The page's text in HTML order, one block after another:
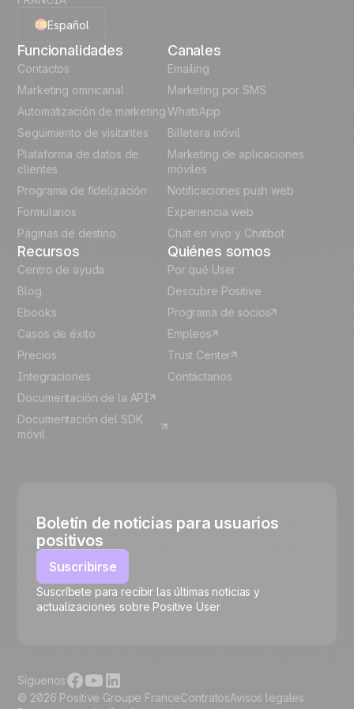
🍪
Español
English
French
Polish
German
Funcionalidades
Contactos
Marketing omnicanal
Automatización de marketing
Seguimiento de visitantes
Plataforma de datos de
clientes
Programa de fidelización
Formularios
Páginas de destino
Canales
Emailing
Marketing por SMS
WhatsApp
Billetera móvil
Marketing de aplicaciones
móviles
Notificaciones push web
Experiencia web
Chat en vivo y Chatbot
Recursos
Centro de ayuda
Blog
Ebooks
Casos de éxito
Precios
Integraciones
Documentación de la API
Documentación del SDK
móvil
Quiénes somos
Por qué User
Descubre Positive
Programa de socios
Empleos
Trust Center
Contáctanos
Boletín de noticias para usuarios
positivos
Suscribirse
Suscríbete para recibir las últimas noticias y
actualizaciones sobre Positive User
© 2026 Positive Groupe FranceContratosAvisos legales
Síguenos